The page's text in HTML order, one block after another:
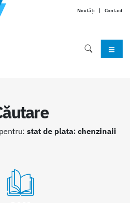
Noutăți | Contact
stat de plata: chenzinaii